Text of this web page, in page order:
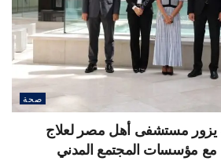
صحة
يزور مستشفى أهل مصر لعلاج
مع مؤسسات المجتمع المدني